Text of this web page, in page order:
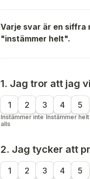
Varje svar är en siffra
"instämmer helt".
1. Jag tror att jag
1 2 3 4 5
Instämmer inte
alls
Instämmer helt
2. Jag tycker att
1 2 3 4 5